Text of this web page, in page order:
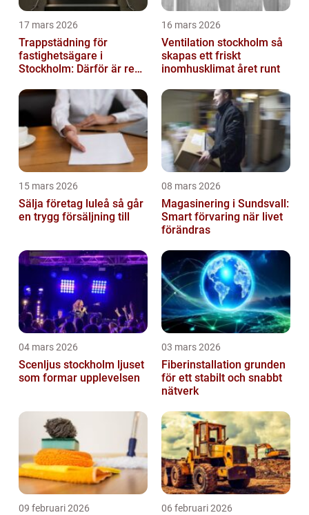
17 mars 2026
Trappstädning för
fastighetsägare i
Stockholm: Därför är rena
investering
16 mars 2026
Ventilation stockholm så
skapas ett friskt
inomhusklimat året runt
15 mars 2026
Sälja företag luleå så går
en trygg försäljning till
08 mars 2026
Magasinering i Sundsvall:
Smart förvaring när livet
förändras
04 mars 2026
Scenljus stockholm ljuset
som formar upplevelsen
03 mars 2026
Fiberinstallation grunden
för ett stabilt och snabbt
nätverk
09 februari 2026 06 februari 2026